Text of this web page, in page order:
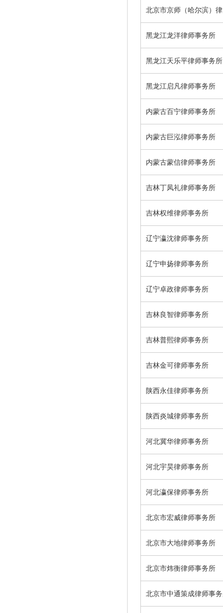
北京市京师（哈尔滨）
黑龙江龙洋律师事务所
黑龙江天乐平律师事务所
黑龙江启凡律师事务所
内蒙古百宁律师事务所
内蒙古巨泓律师事务所
内蒙古蒙信律师事务所
吉林丁凤礼律师事务所
吉林权维律师事务所
辽宁瀛沈律师事务所
辽宁申扬律师事务所
辽宁卓政律师事务所
吉林良智律师事务所
吉林普熙律师事务所
吉林金可律师事务所
陕西永佳律师事务所
陕西炎城律师事务所
河北冀华律师事务所
河北宇昊律师事务所
河北瀛保律师事务所
北京市宏威律师事务所
北京市大地律师事务所
北京市炜衡律师事务所
北京市中通策成律师事